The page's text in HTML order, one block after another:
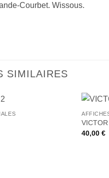
Courbet. Wissous.
SIMILAIRES
+
40,00€